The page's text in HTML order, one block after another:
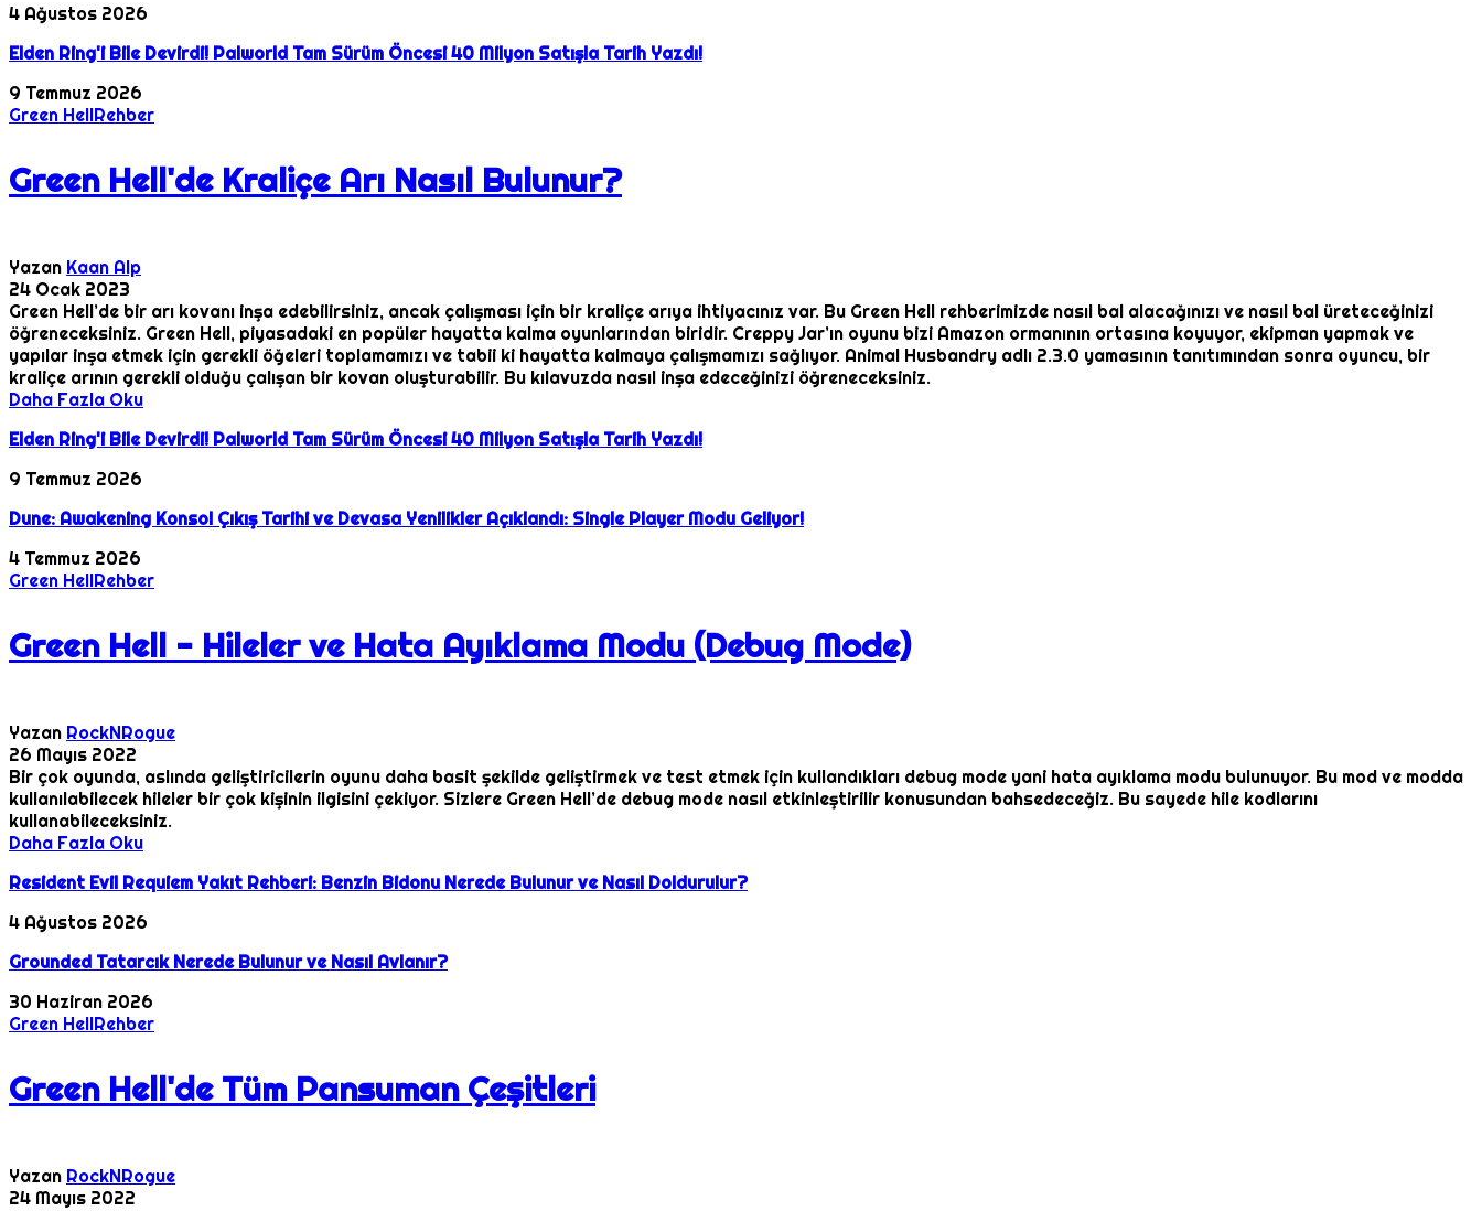
4 Ağustos 2026
Elden Ring'i Bile Devirdi! Palworld Tam Sürüm Öncesi 40 Milyon Satışla Tarih Yazdı!
9 Temmuz 2026
Green HellRehber
Green Hell'de Kraliçe Arı Nasıl Bulunur?
Yazan Kaan Alp
24 Ocak 2023
Green Hell’de bir arı kovanı inşa edebilirsiniz, ancak çalışması için bir kraliçe arıya ihtiyacınız var. Bu Green Hell rehberimizde nasıl bal alacağınızı ve nasıl bal üreteceğinizi
öğreneceksiniz. Green Hell, piyasadaki en popüler hayatta kalma oyunlarından biridir. Creppy Jar’ın oyunu bizi Amazon ormanının ortasına koyuyor, ekipman yapmak ve
yapılar inşa etmek için gerekli öğeleri toplamamızı ve tabii ki hayatta kalmaya çalışmamızı sağlıyor. Animal Husbandry adlı 2.3.0 yamasının tanıtımından sonra oyuncu, bir
kraliçe arının gerekli olduğu çalışan bir kovan oluşturabilir. Bu kılavuzda nasıl inşa edeceğinizi öğreneceksiniz.
Daha Fazla Oku
Elden Ring'i Bile Devirdi! Palworld Tam Sürüm Öncesi 40 Milyon Satışla Tarih Yazdı!
9 Temmuz 2026
Dune: Awakening Konsol Çıkış Tarihi ve Devasa Yenilikler Açıklandı: Single Player Modu Geliyor!
4 Temmuz 2026
Green HellRehber
Green Hell - Hileler ve Hata Ayıklama Modu (Debug Mode)
Yazan RockNRogue
26 Mayıs 2022
Bir çok oyunda, aslında geliştiricilerin oyunu daha basit şekilde geliştirmek ve test etmek için kullandıkları debug mode yani hata ayıklama modu bulunuyor. Bu mod ve modda
kullanılabilecek hileler bir çok kişinin ilgisini çekiyor. Sizlere Green Hell’de debug mode nasıl etkinleştirilir konusundan bahsedeceğiz. Bu sayede hile kodlarını
kullanabileceksiniz.
Daha Fazla Oku
Resident Evil Requiem Yakıt Rehberi: Benzin Bidonu Nerede Bulunur ve Nasıl Doldurulur?
4 Ağustos 2026
Grounded Tatarcık Nerede Bulunur ve Nasıl Avlanır?
30 Haziran 2026
Green HellRehber
Green Hell'de Tüm Pansuman Çeşitleri
Yazan RockNRogue
24 Mayıs 2022